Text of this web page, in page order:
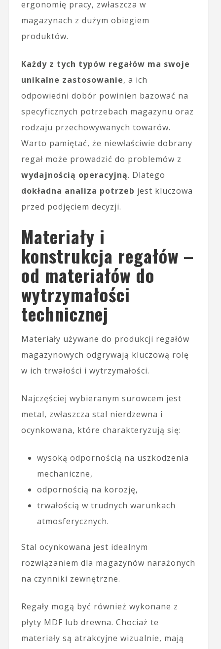
ergonomię pracy, zwłaszcza w
magazynach z dużym obiegiem
produktów.
Każdy z tych typów regałów ma swoje
unikalne zastosowanie, a ich
odpowiedni dobór powinien bazować na
specyficznych potrzebach magazynu oraz
rodzaju przechowywanych towarów.
Warto pamiętać, że niewłaściwie dobrany
regał może prowadzić do problemów z
wydajnością operacyjną. Dlatego
dokładna analiza potrzeb jest kluczowa
przed podjęciem decyzji.
Materiały i
konstrukcja regałów –
od materiałów do
wytrzymałości
technicznej
Materiały używane do produkcji regałów
magazynowych odgrywają kluczową rolę
w ich trwałości i wytrzymałości.
Najczęściej wybieranym surowcem jest
metal, zwłaszcza stal nierdzewna i
ocynkowana, które charakteryzują się:
wysoką odpornością na uszkodzenia
mechaniczne,
odpornością na korozję,
trwałością w trudnych warunkach
atmosferycznych.
Stal ocynkowana jest idealnym
rozwiązaniem dla magazynów narażonych
na czynniki zewnętrzne.
Regały mogą być również wykonane z
płyty MDF lub drewna. Chociaż te
materiały są atrakcyjne wizualnie, mają